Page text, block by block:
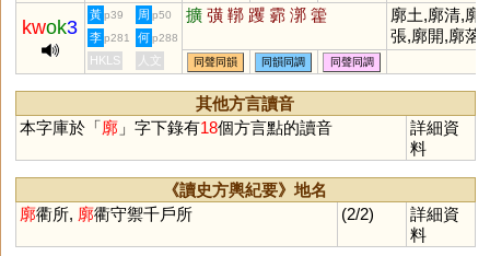
kwok3
黃 p39 周 p50 擴 彉 鞹 躩 霩 漷 籗
廓土,廓清,廓
張,廓開,廓落,
空廓,寥廓,輪
李 p281 何 p288
HKLS 人文 同聲同韻 同韻同調 同聲同調
其他方言讀音
本字庫於「廓」字下錄有18個方言點的讀音
詳細資
料
《讀史方輿紀要》地名
廓衢所, 廓衢守禦千戶所 (2/2)
詳細資
料